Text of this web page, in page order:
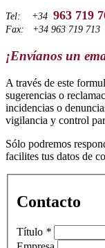
Tel: +34 963 719
Fax: +34 963 719 713
¡Envíanos un
A través de este
sugerencias o
incidencias o
vigilancia y control
Sólo podremos
facilites tus datos de
Contacto
Título *